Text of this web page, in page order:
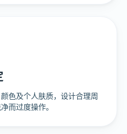
色及个人肤质，设计合理周
而过度操作。